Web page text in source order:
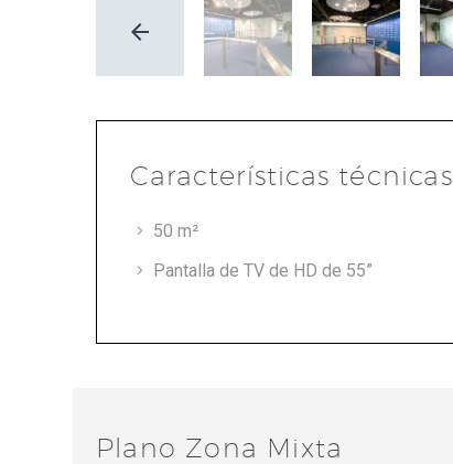
Características técnicas
50 m²
Pantalla de TV de HD de 55”
Plano Zona Mixta